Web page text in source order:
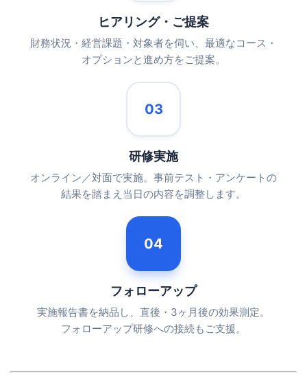
ヒアリング・ご提案
財務状況・経営課題・対象者を伺い、最適なコース・
オプションと進め方をご提案。
03
研修実施
オンライン／対面で実施。事前テスト・アンケートの
結果を踏まえ当日の内容を調整します。
04
フォローアップ
実施報告書を納品し、直後・3ヶ月後の効果測定。
フォローアップ研修への接続もご支援。